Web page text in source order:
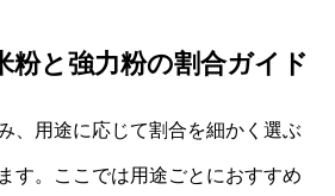
粉と強力粉の割合ガイド
、用途に応じて割合を細かく選ぶ
す。ここでは用途ごとにおすすめ